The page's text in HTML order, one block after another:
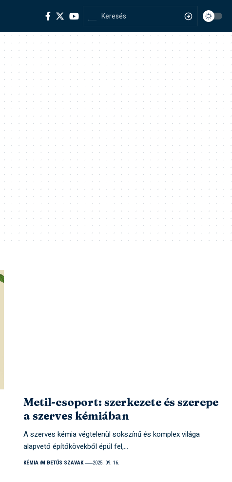
Metil-csoport: szerkezete és szerepe
a szerves kémiában
A szerves kémia végtelenül sokszínű és komplex világa
alapvető építőkövekből épül fel,…
KÉMIA M BETŰS SZAVAK 2025. 09. 16.